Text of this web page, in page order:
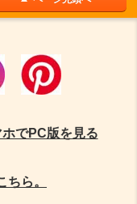
ホでPC版を見る
ら。